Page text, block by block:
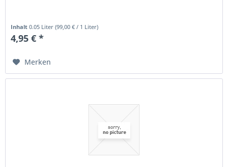
Inhalt0.05 Liter(99,00 € / 1 Liter)
4,95 € *
Merken